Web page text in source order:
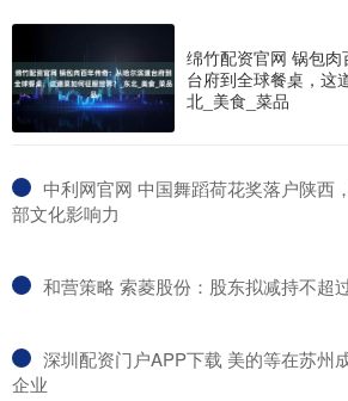
绵竹配资官网 锅包
台府到全球餐桌，这
北_美食_菜品
中利网官网 中国舞蹈荷花奖落户陕西
部文化影响力
和营策略 索菱股份：股东拟减持不超
深圳配资门户APP下载 美的等在苏州
企业